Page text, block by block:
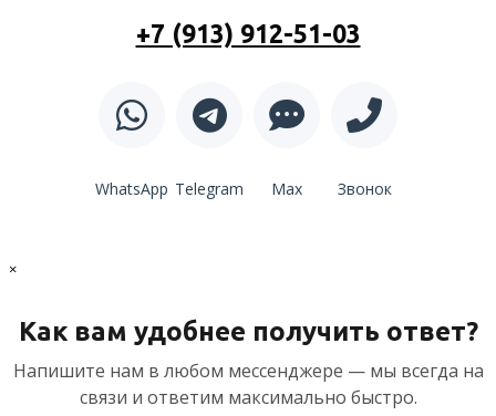
+7 (913) 912-51-03
WhatsApp Telegram Max Звонок
×
Как вам удобнее получить ответ?
Напишите нам в любом мессенджере — мы всегда на
связи и ответим максимально быстро.